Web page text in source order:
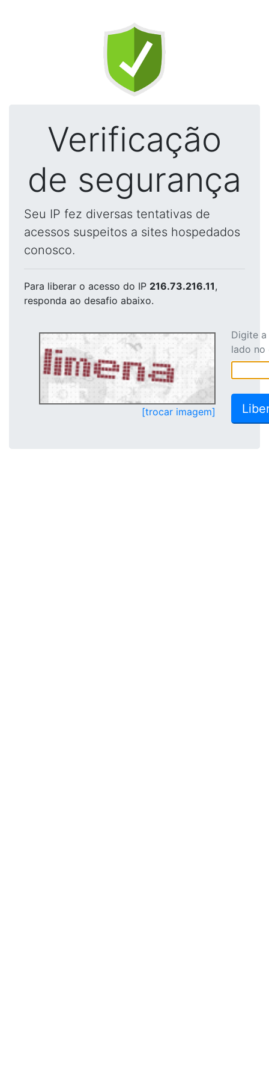
Verificação
de segurança
Seu IP fez diversas tentativas de
acessos suspeitos a sites hospedados
conosco.
Para liberar o acesso do IP 216.73.216.11,
responda ao desafio abaixo.
[trocar imagem]
Digite
lado no